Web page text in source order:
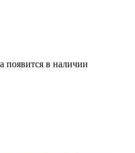
появится в наличии